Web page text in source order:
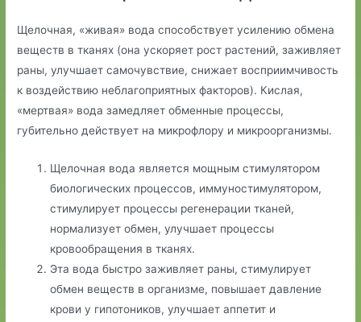
Щелочная, «живая» вода способствует усилению обмена
веществ в тканях (она ускоряет рост растений, заживляет
раны, улучшает самочувствие, снижает восприимчивость
к воздействию неблагоприятных факторов). Кислая,
«мертвая» вода замедляет обменные процессы,
губительно действует на микрофлору и микроорганизмы.
Щелочная вода является мощным стимулятором
биологических процессов, иммуностимулятором,
стимулирует процессы регенерации тканей,
нормализует обмен, улучшает процессы
кровообращения в тканях.
Эта вода быстро заживляет раны, стимулирует
обмен веществ в организме, повышает давление
крови у гипотоников, улучшает аппетит и